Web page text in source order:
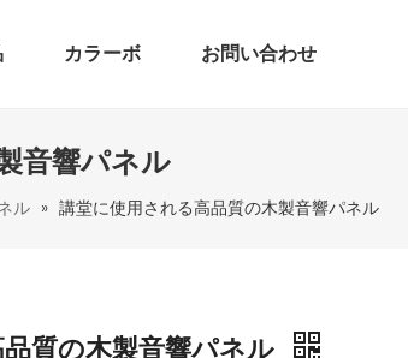
カラーボ お問い合わせ
音響パネル
ル » 講堂に使用される高品質の木製音響パネル
質の木製音響パネル